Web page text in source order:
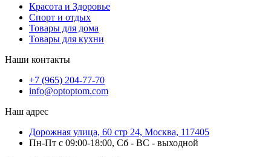
Красота и Здоровье
Спорт и отдых
Товары для дома
Товары для кухни
Наши контакты
+7 (965) 204-77-70
info@optoptom.com
Наш адрес
Дорожная улица, 60 стр 24, Москва, 117405
Пн-Пт с 09:00-18:00, Сб - ВС - выходной